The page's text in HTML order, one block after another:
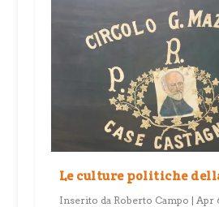
Le culture politiche
Inserito da Roberto Campo | Apr